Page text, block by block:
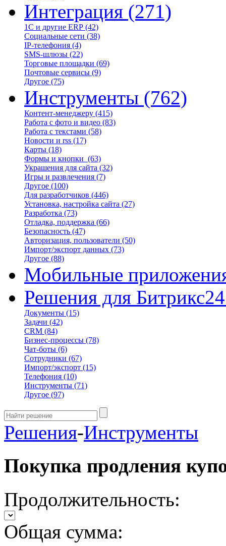
Интеграция (271)
1С и другие ERP (42)
Социальные сети (38)
IP-телефония (4)
SMS-шлюзы (22)
Торговые площадки (69)
Почтовые сервисы (9)
Другое (75)
Инструменты (762)
Контент-менеджеру (415)
Работа с фото и видео (83)
Работа с текстами (58)
Новости и rss (17)
Карты (18)
Формы и кнопки (63)
Украшения для сайта (32)
Игры и развлечения (7)
Другое (100)
Для разработчиков (446)
Установка, настройка сайта (27)
Разработка (73)
Отладка, поддержка (66)
Безопасность (47)
Авторизация, пользователи (50)
Импорт/экспорт данных (73)
Другое (88)
Мобильные
Решения для Битрикс24
Документы (15)
Задачи (42)
CRM (84)
Бизнес-процессы (78)
Чат-боты (6)
Сотрудники (67)
Импорт/экспорт (15)
Телефония (10)
Инструменты (71)
Другое (97)
Решения-Инструменты
Покупка продления
Продолжительность:
Общая сумма: